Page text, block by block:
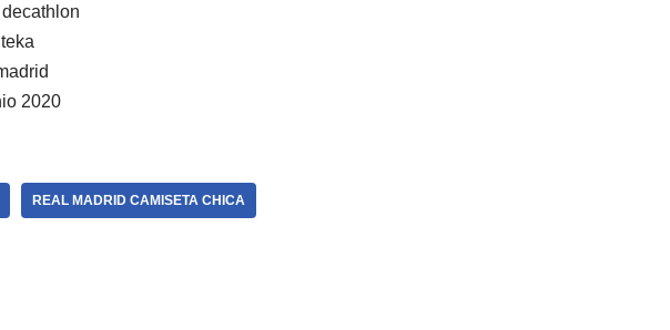
REAL MADRID CAMISETA CHICA